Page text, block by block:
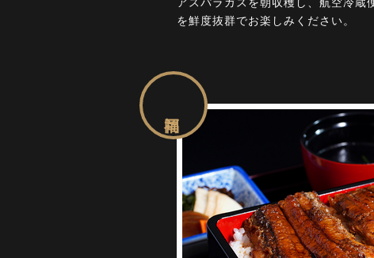
アスパラガスを朝収穫し、航空冷蔵
を鮮度抜群でお楽しみください。